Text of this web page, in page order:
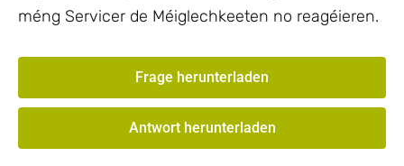
méng Servicer de Méiglechkeeten no reagéieren.
Frage herunterladen
Antwort herunterladen